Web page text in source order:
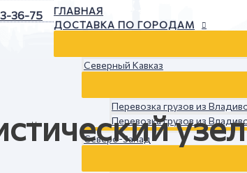
36-75
ГЛАВНАЯ
ДОСТАВКА ПО ГОРОДАМ
Северный Кавказ
Перевозка грузов из
Перевозка грузов из
Северо-Запад